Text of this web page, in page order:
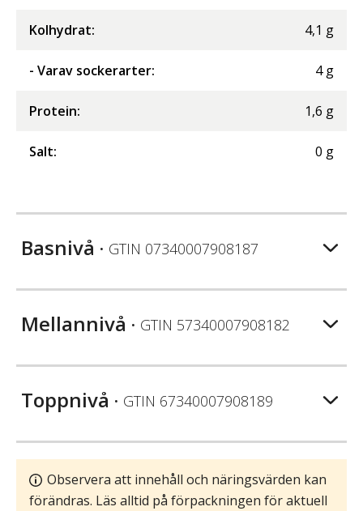
Kolhydrat: 4,1 g
- Varav sockerarter: 4 g
Protein: 1,6 g
Salt: 0 g
Basnivå • GTIN 07340007908187
Mellannivå • GTIN 57340007908182
Toppnivå • GTIN 67340007908189
Observera att innehåll och näringsvärden kan
förändras. Läs alltid på förpackningen för aktuell